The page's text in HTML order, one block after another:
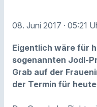
08. Juni 2017 · 05:21
Eigentlich wäre für
sogenannten Jodl-
Grab auf der
der Termin für